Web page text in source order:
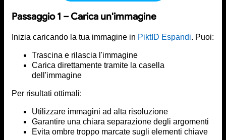
Passaggio 1 – Carica un'immagine
Inizia caricando la tua immagine in PiktID Espandi. Puoi:
Trascina e rilascia l'immagine
Carica direttamente tramite la casella
dell'immagine
Per risultati ottimali:
Utilizzare immagini ad alta risoluzione
Garantire una chiara separazione degli argomenti
Evita ombre troppo marcate sugli elementi chiave